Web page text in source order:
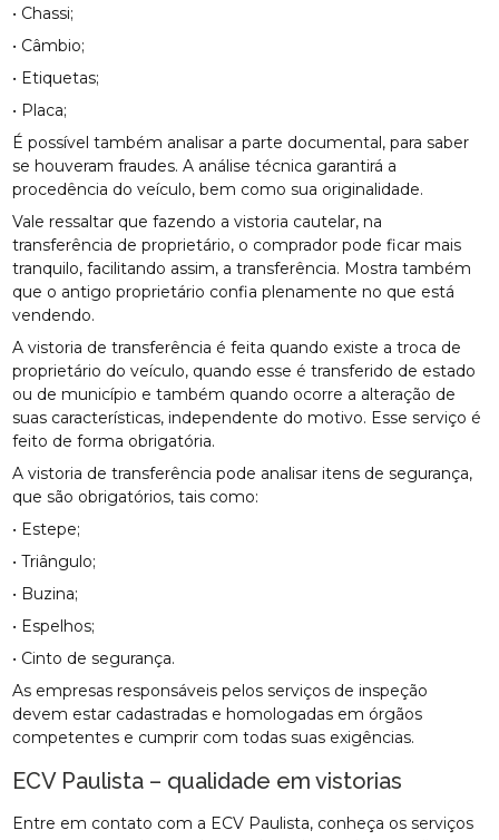
• Chassi;
• Câmbio;
• Etiquetas;
• Placa;
É possível também analisar a parte documental, para saber
se houveram fraudes. A análise técnica garantirá a
procedência do veículo, bem como sua originalidade.
Vale ressaltar que fazendo a vistoria cautelar, na
transferência de proprietário, o comprador pode ficar mais
tranquilo, facilitando assim, a transferência. Mostra também
que o antigo proprietário confia plenamente no que está
vendendo.
A vistoria de transferência é feita quando existe a troca de
proprietário do veículo, quando esse é transferido de estado
ou de município e também quando ocorre a alteração de
suas características, independente do motivo. Esse serviço é
feito de forma obrigatória.
A vistoria de transferência pode analisar itens de segurança,
que são obrigatórios, tais como:
• Estepe;
• Triângulo;
• Buzina;
• Espelhos;
• Cinto de segurança.
As empresas responsáveis pelos serviços de inspeção
devem estar cadastradas e homologadas em órgãos
competentes e cumprir com todas suas exigências.
ECV Paulista – qualidade em vistorias
Entre em contato com a ECV Paulista, conheça os serviços